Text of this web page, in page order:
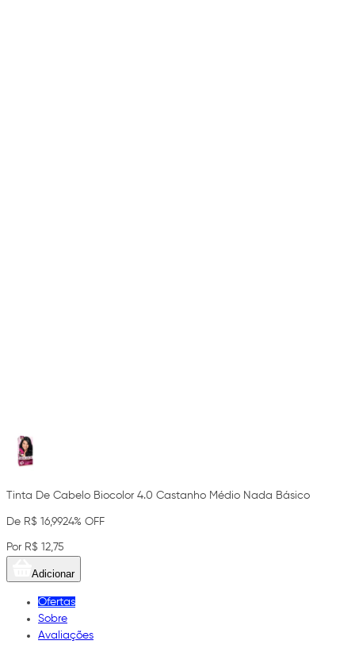
Tinta De Cabelo Biocolor 4.0 Castanho Médio Nada Básico
De R$ 16,9924% OFF
Por R$ 12,75
Adicionar
Ofertas
Sobre
Avaliações